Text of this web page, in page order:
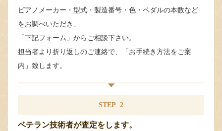
ピアノメーカー・型式・製造番号・色・ペダルの本数など
をお調べいただき、
「下記フォーム」からご相談下さい。
担当者より折り返しのご連絡で、「お手続き方法をご案
内」致します。
STEP 2
ベテラン技術者が査定をします。